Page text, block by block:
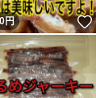
！
円